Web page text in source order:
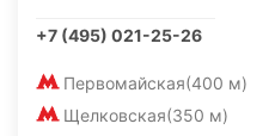
+7 (495) 021-25-26
Первомайская(400 м)
Щелковская(350 м)